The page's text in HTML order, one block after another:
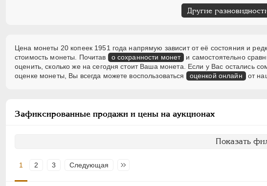
Другие
Цена монеты 20 копеек 1951 года напрямую зависит от её состояния и
стоимость монеты. Почитав
о сохранности монет
и самостоятельно
оценить, сколько же на сегодня стоит Ваша монета. Если у Вас остались
оценке монеты, Вы всегда можете воспользоваться
оценкой онлайн от
Зафиксированные продажи и цены на аукционах
Показать
1 2 3 Следующая Последняя